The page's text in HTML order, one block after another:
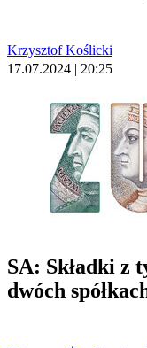
Krzysztof Koślicki
17.07.2024 | 20:25
SA: Składki z
dwóch